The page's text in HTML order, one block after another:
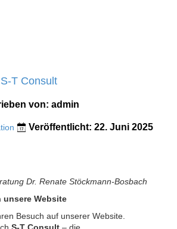
T Consult
von: admin
Veröffentlicht: 22. Juni 2025
Dr. Renate Stöckmann-Bosbach
unsere Website
Besuch auf unserer Website.
S-T Consult – die